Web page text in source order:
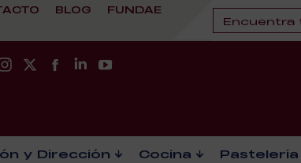
BLOG FUNDAE
y Dirección Cocina Pastelería